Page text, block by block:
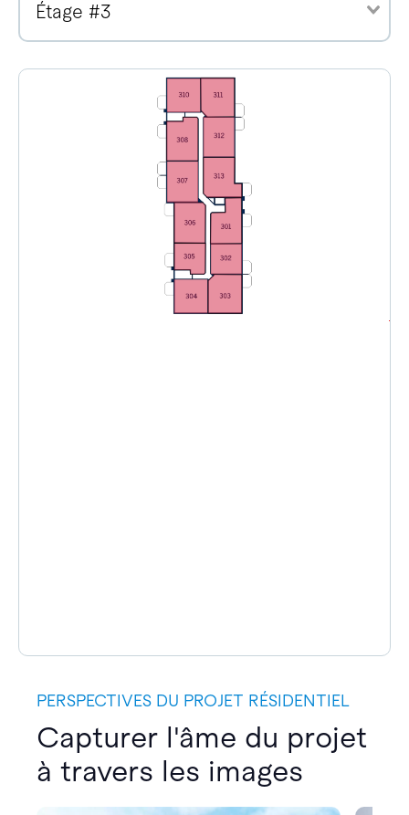
Étage #3
PERSPECTIVES DU PROJET RÉSIDENTIEL
Capturer l'âme du projet
à travers les images